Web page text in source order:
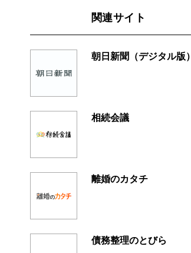
関連サイト
朝日新聞（デジタル版）
相続会議
離婚のカタチ
債務整理のとびら